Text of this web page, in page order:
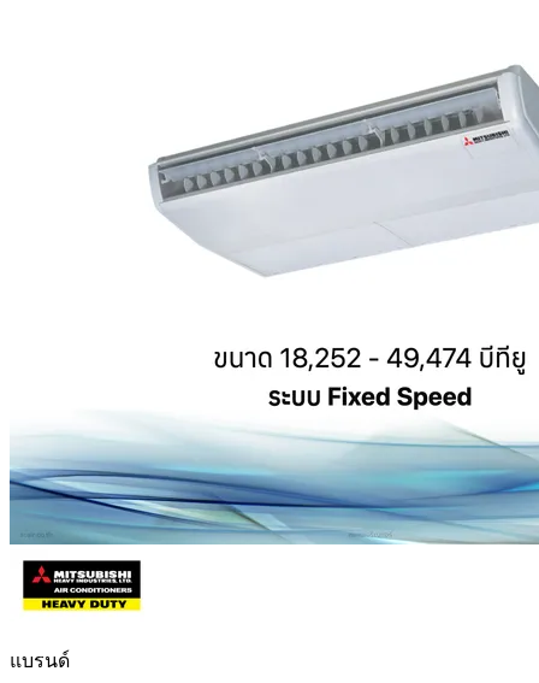
แบรนด์